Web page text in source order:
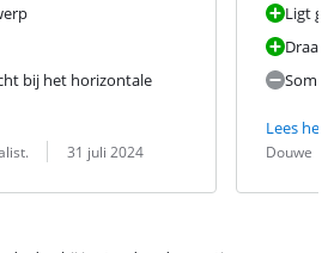
bij het horizontale
31 juli 2024
Ligt
Lees
Douwe
Datum: